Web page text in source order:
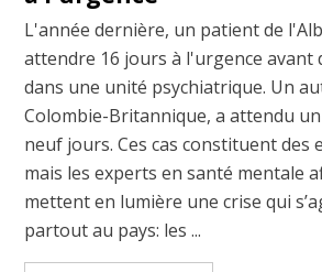
L'année dernière, un patient de
attendre 16 jours à l'urgence avant
dans une unité psychiatrique. Un
Colombie-Britannique, a attendu
neuf jours. Ces cas constituent des
mais les experts en santé mentale
mettent en lumière une crise qui
partout au pays: les ...